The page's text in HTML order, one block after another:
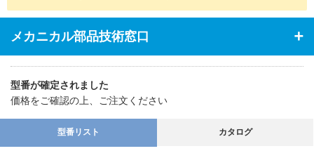
メカニカル部品技術窓口
型番が確定されました
価格をご確認の上、ご注文ください
型番リスト カタログ